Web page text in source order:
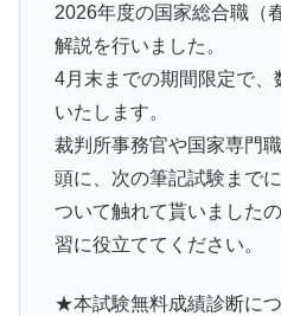
2026年度の国家総合職（
解説を行いました。
4月末までの期間限定で、
いたします。
裁判所事務官や国家専門
頭に、次の筆記試験まで
ついて触れて貰いました
習に役立ててください。
★本試験無料成績診断に